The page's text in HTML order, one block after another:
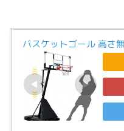
バスケットゴール 高さ